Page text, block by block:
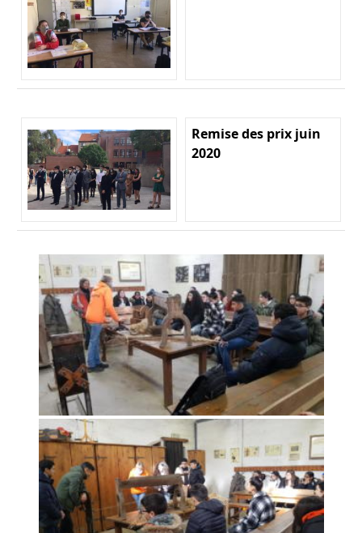
Remise des prix juin
2020